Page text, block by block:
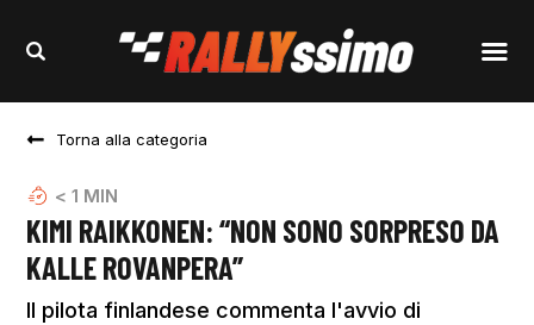
Torna alla categoria
< 1 MIN
KIMI RAIKKONEN: “NON SONO SORPRESO DA
KALLE ROVANPERA”
Il pilota finlandese commenta l'avvio di